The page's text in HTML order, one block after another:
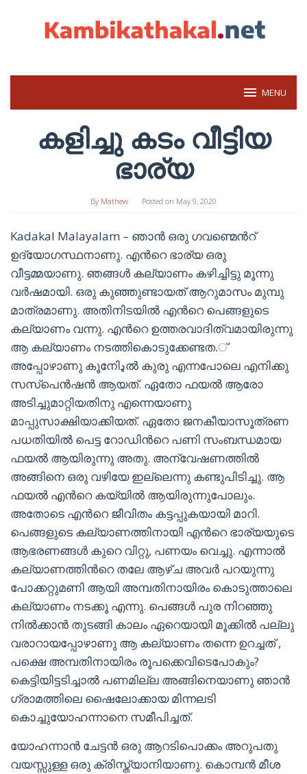
MENU
കളിച്ചു കടം വീട്ടിയ
ഭാര്യ
By Mathew Posted on May 9, 2020
Kadakal Malayalam – ഞാന്‍ ഒരു ഗവണ്മെന്‍റ്
ഉദ്യോഗസ്ഥനാണു. എന്‍റെ ഭാര്യ ഒരു
വീട്ടമ്മയാണു. ഞങ്ങള്‍ കല്യാണം കഴിച്ചിട്ടു മൂന്നു
വര്‍ഷമായി. ഒരു കുഞ്ഞുണ്ടായത് ആറുമാസം മുമ്പു
മാത്രമാണു. അതിനിടയില്‍ എന്‍റെ പെങ്ങളുടെ
കല്യാണം വന്നു. എന്‍റെ ഉത്തരവാദിത്വമായിരുന്നു
ആ കല്യാണം നടത്തികൊടുക്കേണ്ടത.്
അപ്പോഴാണു കൂനിേډല്‍ കുരു എന്നപോലെ എനിക്കു
സസ്പെന്‍ഷന്‍ ആയത്. ഏതോ ഫയല്‍ ആരോ
അടിച്ചുമാറ്റിയതിനു എന്നെയാണു
മാപ്പുസാക്ഷിയാക്കിയത്. ഏതോ ജനകീയാസൂത്രണ
പധതിയില്‍ പെട്ട റോഡിന്‍റെ പണി സംബന്ധമായ
ഫയല്‍ ആയിരുന്നു അതു. അന്വേഷണത്തില്‍
അങ്ങിനെ ഒരു വഴിയേ ഇല്ലെന്നു കണ്ടുപിടിച്ചു. ആ
ഫയല്‍ എന്‍റെ കയ്യില്‍ ആയിരുന്നുപോലും.
അതോടെ എന്‍റെ ജീവിതം കട്ടപ്പുകയായി മാറി.
പെങ്ങളുടെ കല്യാണത്തിനായി എന്‍റെ ഭാര്യയുടെ
ആഭരണങ്ങള്‍ കുറെ വിറ്റു, പണയം വെച്ചു. എന്നാല്‍
കല്യാണത്തിന്‍റെ തലേ ആഴ്ച അവര്‍ പറയുന്നു
പോക്കറ്റുമണി ആയി അമ്പതിനായിരം കൊടുത്താലെ
കല്യാണം നടക്കൂ എന്നു. പെങ്ങള്‍ പുര നിറഞ്ഞു
നില്‍ക്കാന്‍ തുടങ്ങി കാലം ഏറെയായി മൂക്കില്‍ പല്ലു
വരാറായപ്പോഴാണു ആ കല്യാണം തന്നെ ഉറച്ചത് ,
പക്ഷെ അമ്പതിനായിരം രൂപക്കെവിടെപോകും?
കെട്ടിയിട്ടടിച്ചാല്‍ പണമില്ല അങ്ങിനെയാണു ഞാന്‍
ഗ്രാമത്തിലെ ഷൈലോക്കായ മിന്നലടി
കൊച്ചുയോഹന്നാനെ സമീപിച്ചത്.
യോഹന്നാന്‍ ചേട്ടന്‍ ഒരു ആറടിപൊക്കം അറുപതു
വയസ്സുള്ള ഒരു ക്രിസ്ത്യാനിയാണു. കൊമ്പന്‍ മീശ